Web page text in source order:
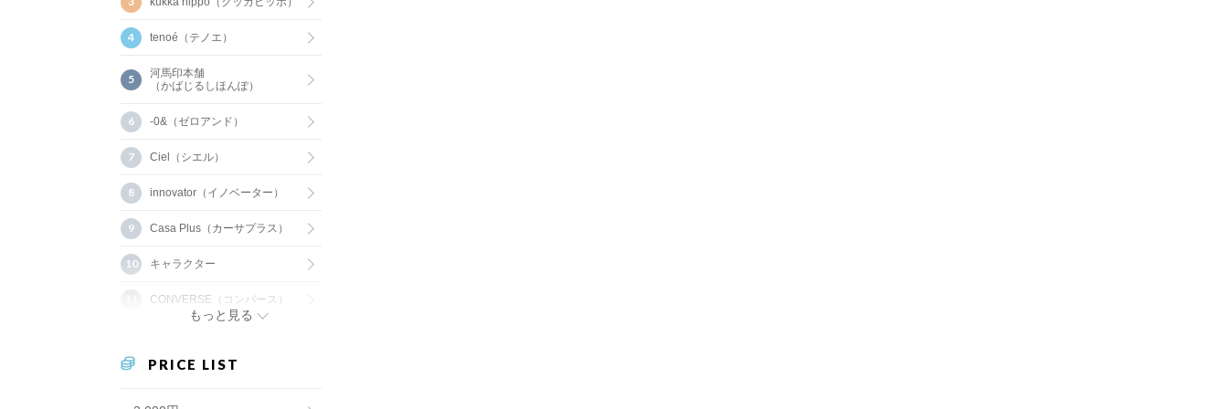
tenoé（テノエ）
河馬印本舗
（かばじるしほんぽ）
-0&（ゼロアンド）
Ciel（シエル）
innovator（イノベーター）
Casa Plus（カーサプラス）
キャラクター
CONVERSE（コンバース）
もっと見る
PRICE LIST